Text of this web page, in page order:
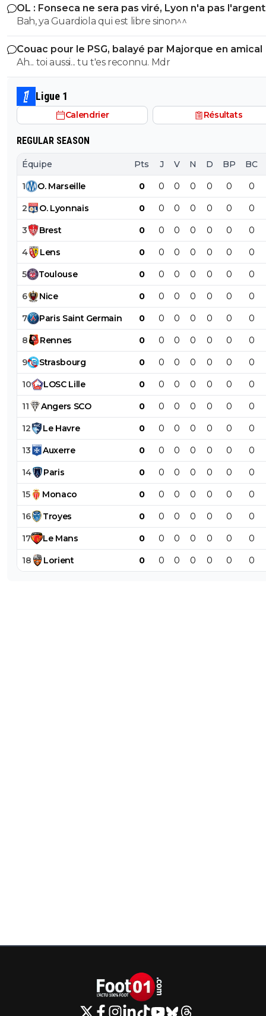
OL : Fonseca ne sera pas viré, Lyon n'a pas
le faire
Bah, ya Guardiola qui est libre sinon^^
Couac pour le PSG, balayé par Majorque en amical
Ah... toi aussi... tu t'es reconnu. Mdr
Ligue 1
Calendrier Résultats
REGULAR SEASON
Équipe Pts J V N D BP BC
1 O. Marseille 0 0 0 0 0 0 0
2 O. Lyonnais 0 0 0 0 0 0 0
3 Brest 0 0 0 0 0 0 0
4 Lens 0 0 0 0 0 0 0
5 Toulouse 0 0 0 0 0 0 0
6 Nice 0 0 0 0 0 0 0
7 Paris Saint Germain 0 0 0 0 0 0 0
8 Rennes 0 0 0 0 0 0 0
9 Strasbourg 0 0 0 0 0 0 0
10 LOSC Lille 0 0 0 0 0 0 0
11 Angers SCO 0 0 0 0 0 0 0
12 Le Havre 0 0 0 0 0 0 0
13 Auxerre 0 0 0 0 0 0 0
14 Paris 0 0 0 0 0 0 0
15 Monaco 0 0 0 0 0 0 0
16 Troyes 0 0 0 0 0 0 0
17 Le Mans 0 0 0 0 0 0 0
18 Lorient 0 0 0 0 0 0 0